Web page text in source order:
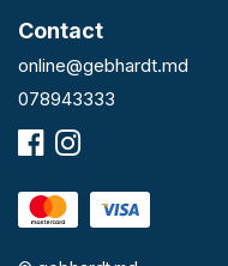
Contact
online@gebhardt.md
078943333